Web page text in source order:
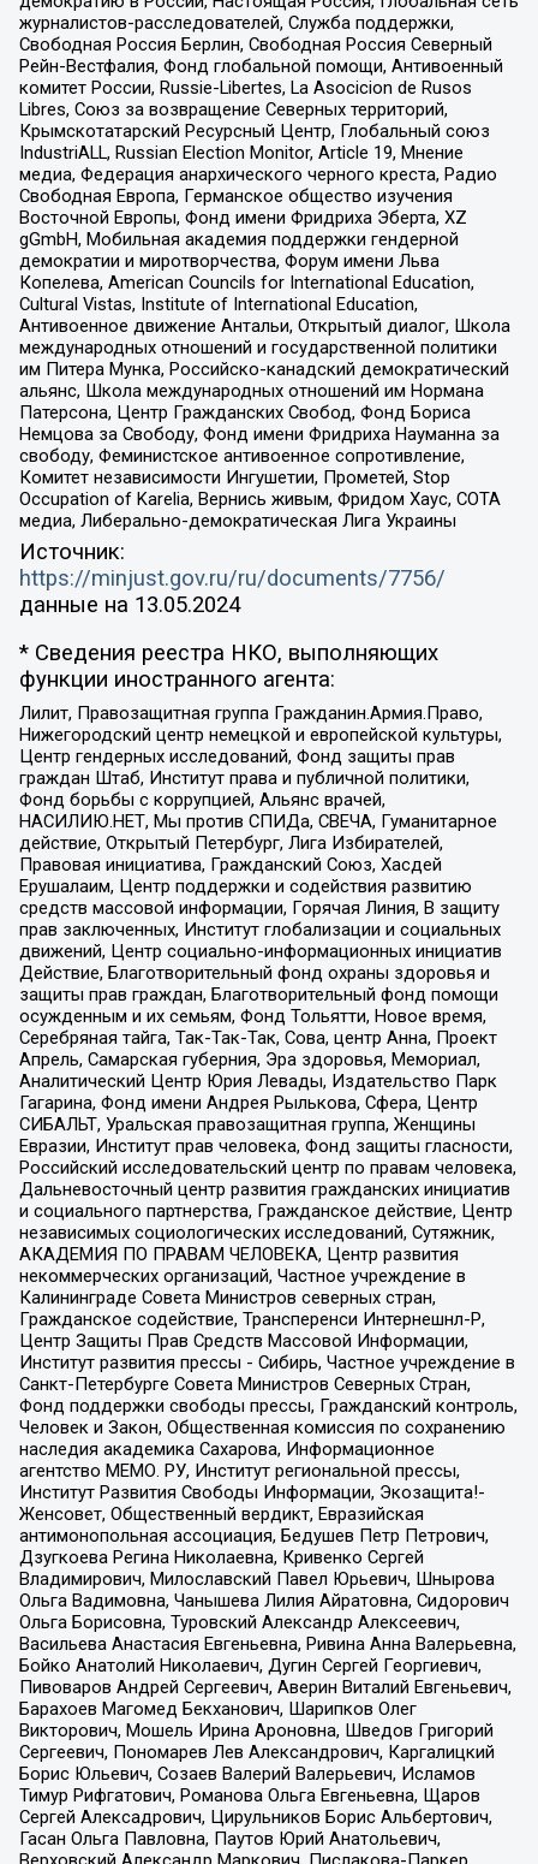
журналистов-расследователей, Служба поддержки,
Свободная Россия Берлин, Свободная Россия Северный
Рейн-Вестфалия, Фонд глобальной помощи, Антивоенный
комитет России, Russie-Libertes, La Asocicion de Rusos
Libres, Союз за возвращение Северных территорий,
Крымскотатарский Ресурсный Центр, Глобальный союз
IndustriALL, Russian Election Monitor, Article 19, Мнение
медиа, Федерация анархического черного креста, Радио
Свободная Европа, Германское общество изучения
Восточной Европы, Фонд имени Фридриха Эберта, XZ
gGmbH, Мобильная академия поддержки гендерной
демократии и миротворчества, Форум имени Льва
Копелева, American Councils for International Education,
Cultural Vistas, Institute of International Education,
Антивоенное движение Антальи, Открытый диалог, Школа
международных отношений и государственной политики
им Питера Мунка, Российско-канадский демократический
альянс, Школа международных отношений им Нормана
Патерсона, Центр Гражданских Свобод, Фонд Бориса
Немцова за Свободу, Фонд имени Фридриха Науманна за
свободу, Феминистское антивоенное сопротивление,
Комитет независимости Ингушетии, Прометей, Stop
Occupation of Karelia, Вернись живым, Фридом Хаус, СОТА
медиа, Либерально-демократическая Лига Украины
Источник:
https://minjust.gov.ru/ru/documents/7756/
данные на 13.05.2024
* Сведения реестра НКО, выполняющих
функции иностранного агента:
Лилит, Правозащитная группа Гражданин.Армия.Право,
Нижегородский центр немецкой и европейской культуры,
Центр гендерных исследований, Фонд защиты прав
граждан Штаб, Институт права и публичной политики,
Фонд борьбы с коррупцией, Альянс врачей,
НАСИЛИЮ.НЕТ, Мы против СПИДа, СВЕЧА, Гуманитарное
действие, Открытый Петербург, Лига Избирателей,
Правовая инициатива, Гражданский Союз, Хасдей
Ерушалаим, Центр поддержки и содействия развитию
средств массовой информации, Горячая Линия, В защиту
прав заключенных, Институт глобализации и социальных
движений, Центр социально-информационных инициатив
Действие, Благотворительный фонд охраны здоровья и
защиты прав граждан, Благотворительный фонд помощи
осужденным и их семьям, Фонд Тольятти, Новое время,
Серебряная тайга, Так-Так-Так, Сова, центр Анна, Проект
Апрель, Самарская губерния, Эра здоровья, Мемориал,
Аналитический Центр Юрия Левады, Издательство Парк
Гагарина, Фонд имени Андрея Рылькова, Сфера, Центр
СИБАЛЬТ, Уральская правозащитная группа, Женщины
Евразии, Институт прав человека, Фонд защиты гласности,
Российский исследовательский центр по правам человека,
Дальневосточный центр развития гражданских инициатив
и социального партнерства, Гражданское действие, Центр
независимых социологических исследований, Сутяжник,
АКАДЕМИЯ ПО ПРАВАМ ЧЕЛОВЕКА, Центр развития
некоммерческих организаций, Частное учреждение в
Калининграде Совета Министров северных стран,
Гражданское содействие, Трансперенси Интернешнл-Р,
Центр Защиты Прав Средств Массовой Информации,
Институт развития прессы - Сибирь, Частное учреждение в
Санкт-Петербурге Совета Министров Северных Стран,
Фонд поддержки свободы прессы, Гражданский контроль,
Человек и Закон, Общественная комиссия по сохранению
наследия академика Сахарова, Информационное
агентство МЕМО. РУ, Институт региональной прессы,
Институт Развития Свободы Информации, Экозащита!-
Женсовет, Общественный вердикт, Евразийская
антимонопольная ассоциация, Бедушев Петр Петрович,
Дзугкоева Регина Николаевна, Кривенко Сергей
Владимирович, Милославский Павел Юрьевич, Шнырова
Ольга Вадимовна, Чанышева Лилия Айратовна, Сидорович
Ольга Борисовна, Туровский Александр Алексеевич,
Васильева Анастасия Евгеньевна, Ривина Анна Валерьевна,
Бойко Анатолий Николаевич, Дугин Сергей Георгиевич,
Пивоваров Андрей Сергеевич, Аверин Виталий Евгеньевич,
Барахоев Магомед Бекханович, Шарипков Олег
Викторович, Мошель Ирина Ароновна, Шведов Григорий
Сергеевич, Пономарев Лев Александрович, Каргалицкий
Борис Юльевич, Созаев Валерий Валерьевич, Исламов
Тимур Рифгатович, Романова Ольга Евгеньевна, Щаров
Сергей Алексадрович, Цирульников Борис Альбертович,
Гасан Ольга Павловна, Паутов Юрий Анатольевич,